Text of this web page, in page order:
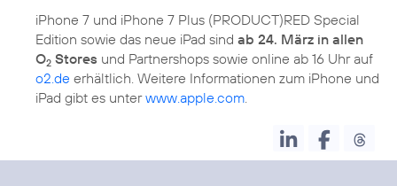
iPhone 7 und iPhone 7 Plus (PRODUCT)RED Special
Edition sowie das neue iPad sind ab 24. März in allen
O2 Stores und Partnershops sowie online ab 16 Uhr auf
o2.de erhältlich. Weitere Informationen zum iPhone und
iPad gibt es unterwww.apple.com.